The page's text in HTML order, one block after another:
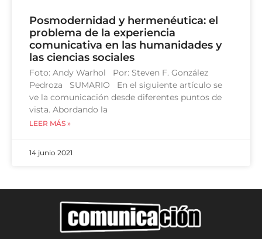
Posmodernidad y hermenéutica: el
problema de la experiencia
comunicativa en las humanidades y
las ciencias sociales
Foto: Andy Warhol Por: Steven F. González
Pedroza SUMARIO En el siguiente artículo se
ve la comunicación desde diferentes puntos de
vista. Abordando la
LEER MÁS »
14 junio 2021